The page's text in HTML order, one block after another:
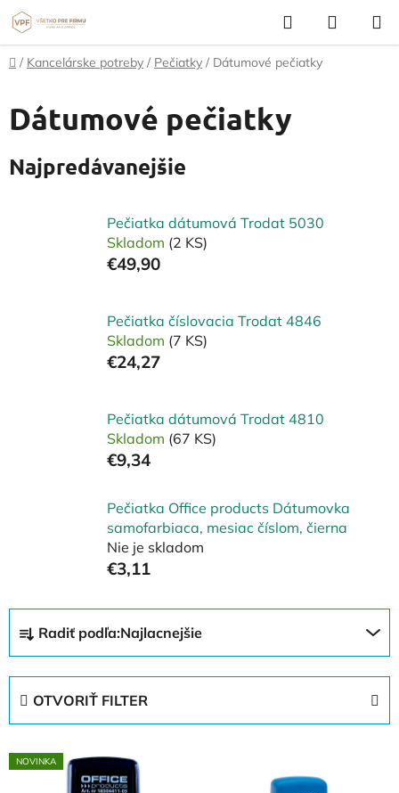
Prejsť
na
obsah
Hľadať
KOŠÍK
Domov
/ Kancelárske potreby / Pečiatky / Dátumové pečiatky
Dátumové pečiatky
Najpredávanejšie
Pečiatka dátumová Trodat 5030
Skladom (2 KS)
€49,90
Pečiatka číslovacia Trodat 4846
Skladom (7 KS)
€24,27
Pečiatka dátumová Trodat 4810
Skladom (67 KS)
€9,34
Pečiatka Office products Dátumovka
samofarbiaca, mesiac číslom, čierna
Nie je skladom
€3,11
d
e
Radiť podľa:Najlacnejšie
OTVORIŤ FILTER
V
ý
NOVINKA